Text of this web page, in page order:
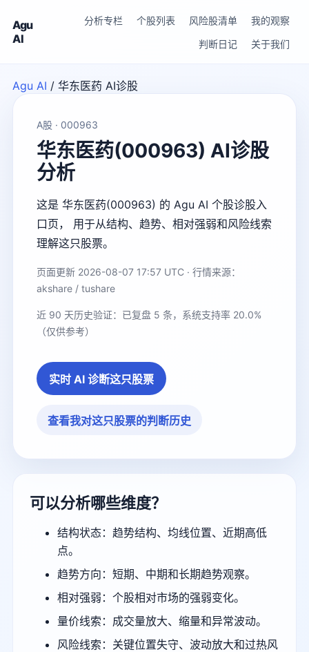
Agu
AI
分析专栏 个股列表 风险股清单
我的观察
判断日记
关于我们
Agu AI / 华东医药 AI诊股
A股 · 000963
华东医药(000963) AI诊股
分析
这是 华东医药(000963) 的 Agu AI 个股诊股入
口页， 用于从结构、趋势、相对强弱和风险线索
理解这只股票。
页面更新 2026-08-07 17:57 UTC · 行情来源：
akshare / tushare
近 90 天历史验证：已复盘 5 条，系统支持率 20.0%
（仅供参考）
实时 AI 诊断这只股票
查看我对这只股票的判断历史
可以分析哪些维度？
结构状态：趋势结构、均线位置、近期高低
点。
趋势方向：短期、中期和长期趋势观察。
相对强弱：个股相对市场的强弱变化。
量价线索：成交量放大、缩量和异常波动。
风险线索：关键位置失守、波动放大和过热风